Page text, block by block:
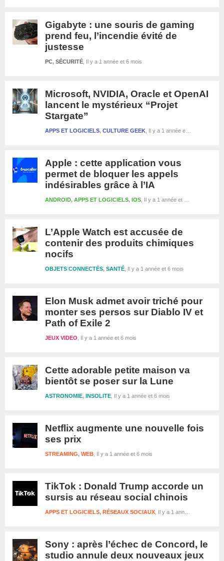
Gigabyte : une souris de gaming
prend feu, l’incendie évité de
justesse
Il y a 1 année et 6 mois
PC, SÉCURITÉ
Microsoft, NVIDIA, Oracle et OpenAI
lancent le mystérieux “Projet
Stargate”
Il y a 1 année et 6 mois
APPS ET LOGICIELS, CULTURE GEEK
Apple : cette application vous
permet de bloquer les appels
indésirables grâce à l’IA
Il y a 1 année et 6 mois
ANDROID, APPS ET LOGICIELS, IOS
L’Apple Watch est accusée de
contenir des produits chimiques
nocifs
Il y a 1 année et 6 mois
OBJETS CONNECTÉS, SANTÉ
Elon Musk admet avoir triché pour
monter ses persos sur Diablo IV et
Path of Exile 2
Il y a 1 année et 6 mois
JEUX VIDEO
Cette adorable petite maison va
bientôt se poser sur la Lune
Il y a 1 année et 6 mois
ASTRONOMIE, INSOLITE
Netflix augmente une nouvelle fois
ses prix
Il y a 1 année et 6 mois
STREAMING, WEB
TikTok : Donald Trump accorde un
sursis au réseau social chinois
Il y a 1 année et 6 mois
APPS ET LOGICIELS, RÉSEAUX SOCIAUX
Sony : après l’échec de Concord, le
studio annule deux nouveaux jeux